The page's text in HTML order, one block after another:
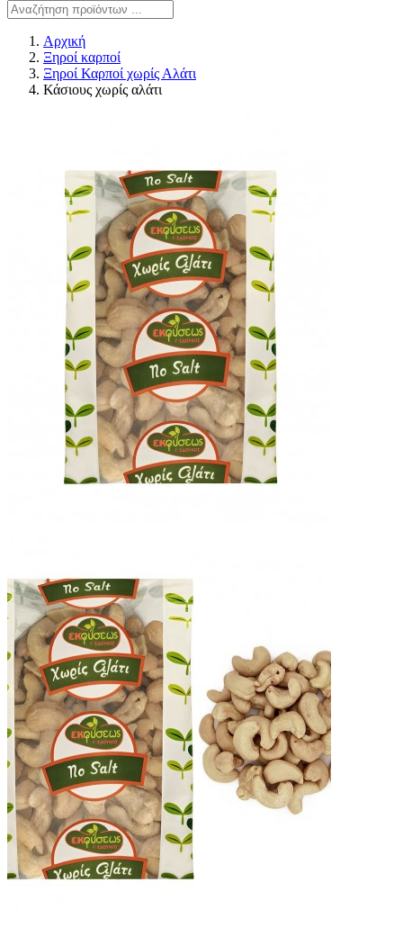
Αρχική
Ξηροί καρποί
Ξηροί Καρποί χωρίς Αλάτι
Κάσιους χωρίς αλάτι